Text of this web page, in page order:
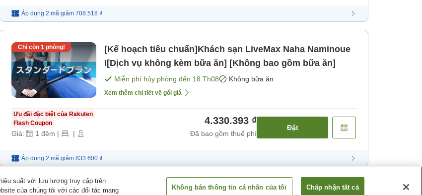
Áp dụng 2 mã giảm 708.518 ₫
Chỉ còn 1 phòng!
[Kế hoạch tiêu chuẩn]Khách sạn LiveMax Naha Naminoue
I[Dịch vụ không kèm bữa ăn] [Không bao gồm bữa ăn]
Miễn phí hủy phòng đến 18 Th08 Không bữa ăn
Xem thêm chi tiết về gói giá
Ưu đãi đặc biệt của Rakuten
Flash Coupon
Giá: 1 đêm | |
4.330.393 ₫
Đã bao gồm thuế phí
Đặt
Áp dụng 2 mã giảm 833.600 ₫
suất với lưu lượng truy cập trên
của chúng tôi với các đối tác mạng
Không bán thông tin cá nhân của tôi Chấp nhận tất cả